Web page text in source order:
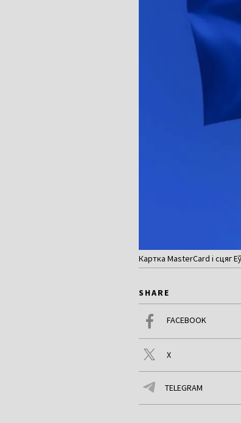
Картка MasterCard і сцяг
SHARE
FACEBOOK
X
TELEGRAM